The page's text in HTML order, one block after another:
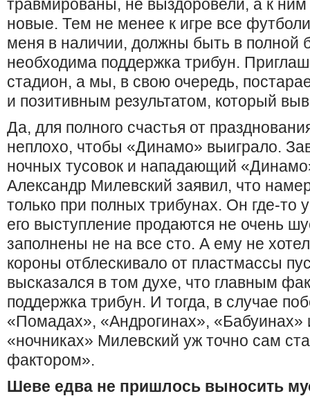
травмированы, не выздоровели, а к
новые. Тем не менее к игре все
меня в наличии, должны быть в полной
необходима поддержка трибун.
стадион, а мы, в свою очередь,
и позитивным результатом, который
Да, для полного счастья от
неплохо, чтобы «Динамо» выиграло.
ночных тусовок и нападающий
Александр Милевский заявил, что
только при полных трибунах. Он где-
его выступление продаются не очень
заполнены не на все сто. А ему не
короны отблескивало от пластмассы
высказался в том духе, что главным
поддержка трибун. И тогда, в случае
«Помадах», «Андрогинах», «Бабуинах»
«ночниках» Милевский уж точно сам
фактором».
Шеве едва не пришлось выносить